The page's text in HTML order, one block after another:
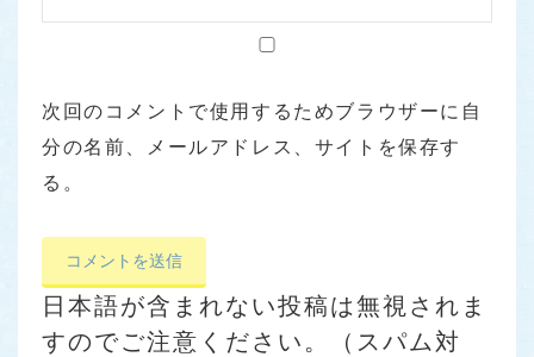
次回のコメントで使用するためブラウザーに自
分の名前、メールアドレス、サイトを保存す
る。
日本語が含まれない投稿は無視されま
すのでご注意ください。（スパム対